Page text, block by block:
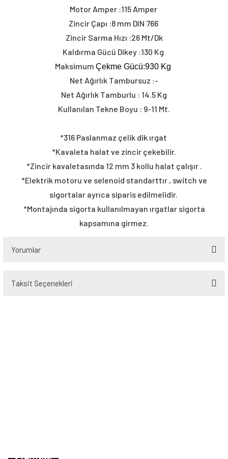
Motor Amper :115 Amper
Zincir Çapı :8 mm DIN 766
Zincir Sarma Hızı :26 Mt/Dk
Kaldırma Gücü Dikey :130 Kg
Maksimum Çekme Gücü:930 Kg
Net Ağırlık Tambursuz :-
Net Ağırlık Tamburlu : 14.5 Kg
Kullanılan Tekne Boyu : 9-11 Mt.
*316 Paslanmaz çelik dik ırgat
*Kavaleta halat ve zincir çekebilir.
*Zincir kavaletasında 12 mm 3 kollu halat çalışır .
*Elektrik motoru ve selenoid standarttır , switch ve
sigortalar ayrıca siparis edilmelidir.
*Montajında sigorta kullanılmayan ırgatlar sigorta
kapsamına girmez.
Yorumlar
Taksit Seçenekleri